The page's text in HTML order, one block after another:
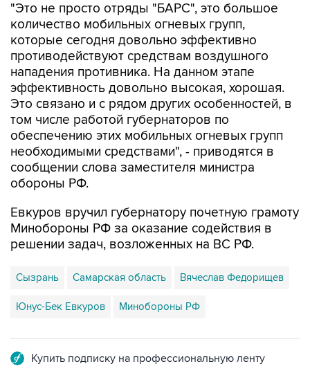
"Это не просто отряды "БАРС", это большое
количество мобильных огневых групп,
которые сегодня довольно эффективно
противодействуют средствам воздушного
нападения противника. На данном этапе
эффективность довольно высокая, хорошая.
Это связано и с рядом других особенностей, в
том числе работой губернаторов по
обеспечению этих мобильных огневых групп
необходимыми средствами", - приводятся в
сообщении слова заместителя министра
обороны РФ.
Евкуров вручил губернатору почетную грамоту
Минобороны РФ за оказание содействия в
решении задач, возложенных на ВС РФ.
Сызрань Самарская область Вячеслав Федорищев
Юнус-Бек Евкуров Минобороны РФ
Купить подписку на профессиональную ленту